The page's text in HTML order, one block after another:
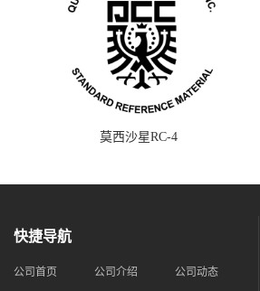
莫西沙星RC-4
快捷导航
公司首页 公司介绍 公司动态